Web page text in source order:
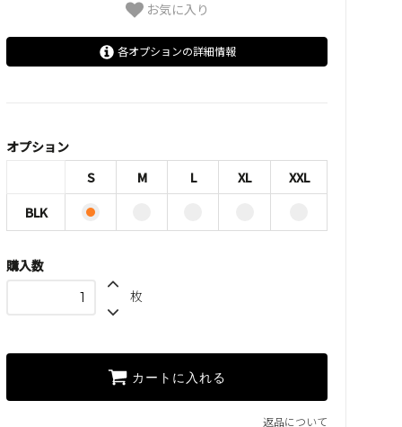
お気に入り
各オプションの詳細情報
XL
XXL
オプション
S
M L XL
XXL
BLK
購入数
枚
カートに入れる
返品について